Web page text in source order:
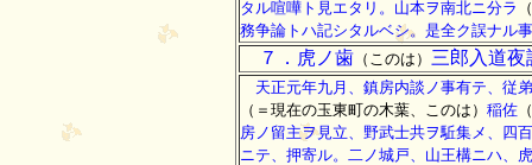
タル喧嘩ト見エタリ。山本ヲ南北ニ分ラ
務争論トハ記シタルベシ。是全ク誤ナル
７．虎ノ歯 （このは） 三郎入道夜
天正元年九月、鎮房内談ノ事有テ、従
（＝現在の玉東町の木葉、このは） 稲佐
房ノ留主ヲ見立、野武士共ヲ駈集メ、四
ニテ、押寄ル。二ノ城戸、山王構ニハ、